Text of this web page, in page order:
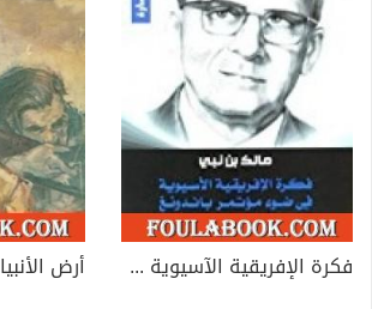
فكرة الإفريقية الآسيوية في ضوء مؤتمر باندونغ
أرض